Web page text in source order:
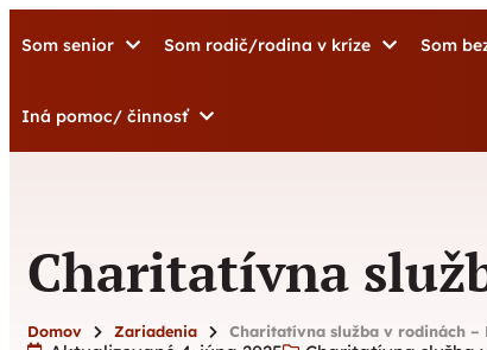
Som senior Som rodič/rodina v kríze Som
Iná pomoc/ činnosť
Charitatívna
Domov Zariadenia Charitatívna služba v rodinách –